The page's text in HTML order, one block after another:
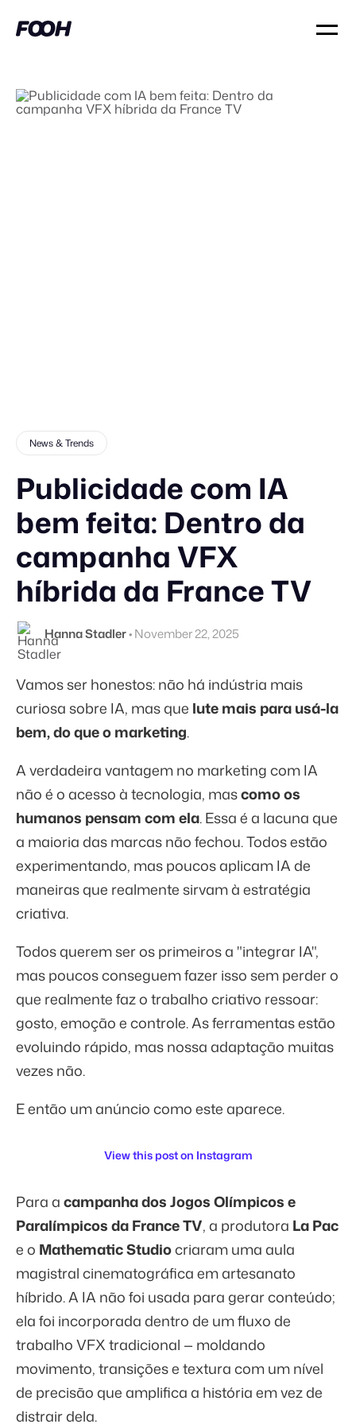
News & Trends
Publicidade com IA
bem feita: Dentro da
campanha VFX
híbrida da France TV
Hanna Stadler•November 22, 2025
Vamos ser honestos: não há indústria mais
curiosa sobre IA, mas que lute mais para usá-la
bem, do que o marketing.
A verdadeira vantagem no marketing com IA
não é o acesso à tecnologia, mascomo os
humanos pensam com ela. Essa é a lacuna que
a maioria das marcas não fechou. Todos estão
experimentando, mas poucos aplicam IA de
maneiras que realmente sirvam à estratégia
criativa.
Todos querem ser os primeiros a "integrar IA",
mas poucos conseguem fazer isso sem perder o
que realmente faz o trabalho criativo ressoar:
gosto, emoção e controle. As ferramentas estão
evoluindo rápido, mas nossa adaptação muitas
vezes não.
E então um anúncio como este aparece.
View this post on Instagram
Para acampanha dos Jogos Olímpicos e
Paralímpicos da France TV, a produtora La Pac
e o Mathematic Studiocriaram uma aula
magistral cinematográfica em artesanato
híbrido. A IA não foi usada para gerar conteúdo;
ela foi incorporada dentro de um fluxo de
trabalho VFX tradicional — moldando
movimento, transições e textura com um nível
de precisão que amplifica a história em vez de
distrair dela.